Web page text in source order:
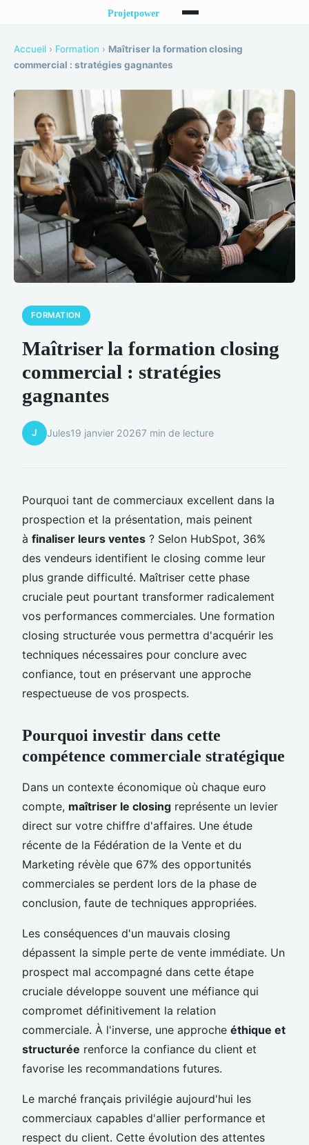
Accueil › Formation › Maîtriser la formation closing
commercial : stratégies gagnantes
FORMATION
Maîtriser la formation closing
commercial : stratégies
gagnantes
J Jules19 janvier 20267 min de lecture
Pourquoi tant de commerciaux excellent dans la
prospection et la présentation, mais peinent
à finaliser leurs ventes ? Selon HubSpot, 36%
des vendeurs identifient le closing comme leur
plus grande difficulté. Maîtriser cette phase
cruciale peut pourtant transformer radicalement
vos performances commerciales. Une formation
closing structurée vous permettra d'acquérir les
techniques nécessaires pour conclure avec
confiance, tout en préservant une approche
respectueuse de vos prospects.
Pourquoi investir dans cette
compétence commerciale stratégique
Dans un contexte économique où chaque euro
compte, maîtriser le closing représente un levier
direct sur votre chiffre d'affaires. Une étude
récente de la Fédération de la Vente et du
Marketing révèle que 67% des opportunités
commerciales se perdent lors de la phase de
conclusion, faute de techniques appropriées.
Les conséquences d'un mauvais closing
dépassent la simple perte de vente immédiate. Un
prospect mal accompagné dans cette étape
cruciale développe souvent une méfiance qui
compromet définitivement la relation
commerciale. À l'inverse, une approche éthique et
structurée renforce la confiance du client et
favorise les recommandations futures.
Le marché français privilégie aujourd'hui les
commerciaux capables d'allier performance et
respect du client. Cette évolution des attentes